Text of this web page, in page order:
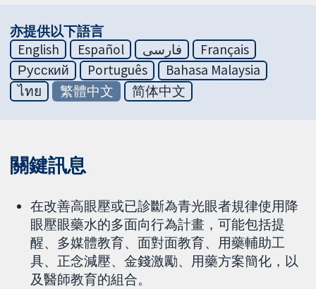
亦提供以下語言
English
Español فارسی
Français
Русский
Português
Bahasa Malaysia
ไทย
繁體中文 简体中文
關鍵訊息
在改善高眼壓或已診斷為青光眼者規律使用降
眼壓眼藥水的多面向行為計畫，可能包括提
醒、多媒體教育、面對面教育、用藥輔助工
具、正念減壓、金錢激勵、用藥方案簡化，以
及醫師教育的組合。